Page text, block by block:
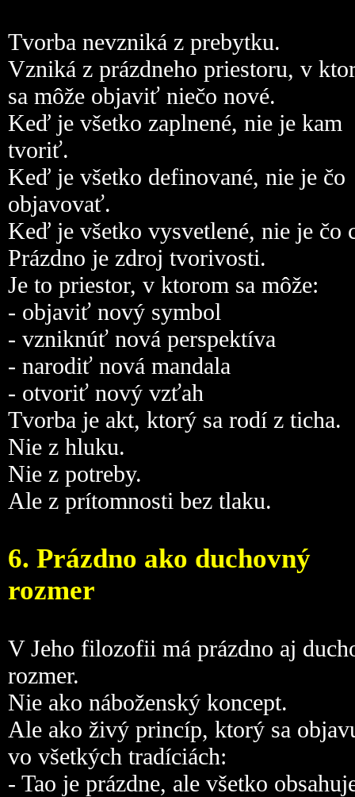
Tvorba nevzniká z prebytku.
Vzniká z prázdneho priestoru, v
sa môže objaviť niečo nové.
Keď je všetko zaplnené, nie je kam
tvoriť.
Keď je všetko definované, nie je čo
objavovať.
Keď je všetko vysvetlené, nie je čo
Prázdno je zdroj tvorivosti.
Je to priestor, v ktorom sa môže:
- objaviť nový symbol
- vzniknúť nová perspektíva
- narodiť nová mandala
- otvoriť nový vzťah
Tvorba je akt, ktorý sa rodí z ticha.
Nie z hluku.
Nie z potreby.
Ale z prítomnosti bez tlaku.
6. Prázdno ako duchovný
rozmer
V Jeho filozofii má prázdno aj
rozmer.
Nie ako náboženský koncept.
Ale ako živý princíp, ktorý sa
vo všetkých tradíciách:
- Tao je prázdne, ale všetko